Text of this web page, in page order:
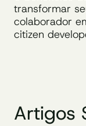
Post
transformar
colaborador
citizen
Artigos